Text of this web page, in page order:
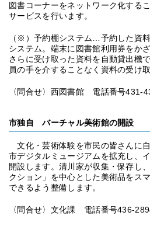
図書コーナーをネットワーク化する
サービスを行います。
（※）予約棚システム…予約した資
システム。端末に図書館利用券をか
さらに受け取った資料を自動貸出機
員の手を介することなく資料の受け
〈問合せ〉西図書館 電話番号431-
市独自 バーチャル美術館の開設
文化・芸術体験を市民の皆さんに
市デジタルミュージアムを拡充し、
開設します。清川家が収集・保存し
クション」を中心とした美術品をス
できるよう整備します。
〈問合せ〉文化課 電話番号436-